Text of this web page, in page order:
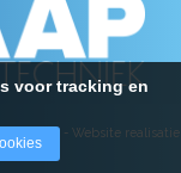
- Website realisatie
voor tracking en